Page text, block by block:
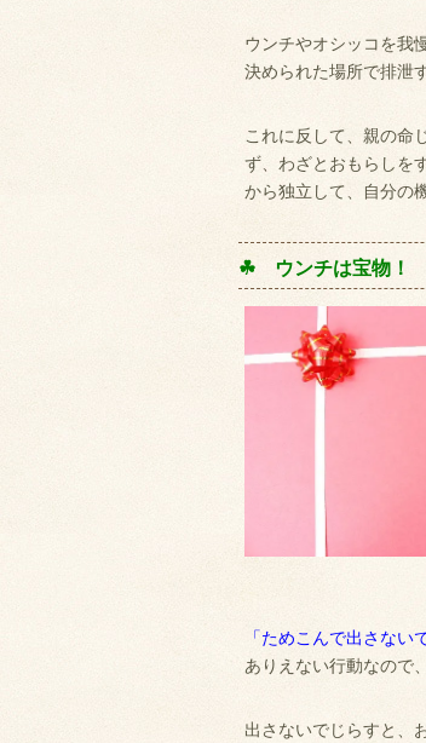
ウンチやオシッコを我
決められた場所で排泄
これに反して、親の命
ず、わざとおもらしを
から独立して、自分の
☘ ウンチは宝物！
「ためこんで出さない
ありえない行動なので、
出さないでじらすと、